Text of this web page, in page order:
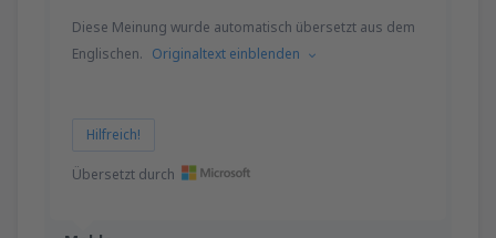
Diese Meinung wurde automatisch übersetzt aus dem
Englischen. Originaltext einblenden
Hilfreich!
Übersetzt durch